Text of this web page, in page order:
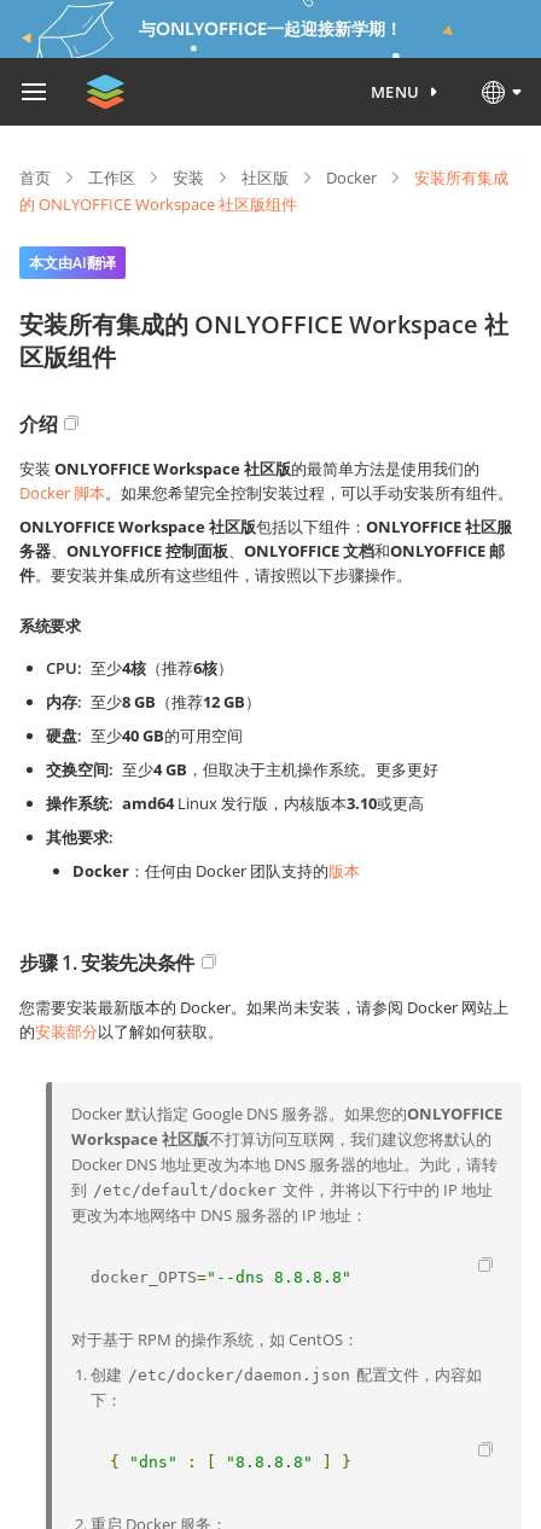
与ONLYOFFICE一起迎接新学期！
MENU
首页 工作区 安装 社区版 Docker
安装所有集成
的 ONLYOFFICE Workspace 社区版组件
本文由AI翻译
安装所有集成的 ONLYOFFICE Workspace 社
区版组件
介绍
安装 ONLYOFFICE Workspace 社区版的最简单方法是使用我们的
Docker 脚本。如果您希望完全控制安装过程，可以手动安装所有组件。
ONLYOFFICE Workspace 社区版包括以下组件： ONLYOFFICE 社区服
务器、 ONLYOFFICE 控制面板、 ONLYOFFICE 文档和ONLYOFFICE 邮
件。要安装并集成所有这些组件，请按照以下步骤操作。
系统要求
CPU
至少4核（推荐6核）
内存
至少8 GB （推荐12 GB）
硬盘
至少40 GB的可用空间
交换空间
至少4 GB ，但取决于主机操作系统。更多更好
操作系统
amd64Linux 发行版，内核版本3.10或更高
其他要求
Docker ：任何由 Docker 团队支持的版本
步骤 1. 安装先决条件
您需要安装最新版本的 Docker。如果尚未安装，请参阅 Docker 网站上
的安装部分以了解如何获取。
Docker 默认指定 Google DNS 服务器。如果您的ONLYOFFICE
Workspace 社区版不打算访问互联网，我们建议您将默认的
Docker DNS 地址更改为本地 DNS 服务器的地址。为此，请转
到 /etc/default/docker 文件，并将以下行中的 IP 地址
更改为本地网络中 DNS 服务器的 IP 地址：
docker_OPTS="--dns 8.8.8.8"
对于基于 RPM 的操作系统，如 CentOS：
创建 /etc/docker/daemon.json 配置文件，内容如
下：
{ "dns" : "8.8.8.8" }
重启 Docker 服务：